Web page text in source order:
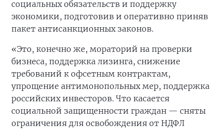
социальных обязательств и поддержку
экономики, подготовив и оперативно приняв
пакет антисанкционных законов.
«Это, конечно же, мораторий на проверки
бизнеса, поддержка лизинга, снижение
требований к офсетным контрактам,
упрощение антимонопольных мер, поддержка
российских инвесторов. Что касается
социальной защищенности граждан — сняты
ограничения для освобождения от НДФЛ